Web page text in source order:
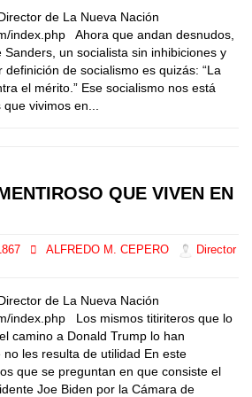
de La Nueva Nación
index.php Ahora que andan desnudos,
un socialista sin inhibiciones y
de socialismo es quizás: “La
el mérito.” Ese socialismo nos está
vivimos en...
QUE VIVEN EN
ALFREDO M. CEPERO
Director
de La Nueva Nación
index.php Los mismos titiriteros que lo
camino a Donald Trump lo han
les resulta de utilidad En este
que se preguntan en que consiste el
Joe Biden por la Cámara de